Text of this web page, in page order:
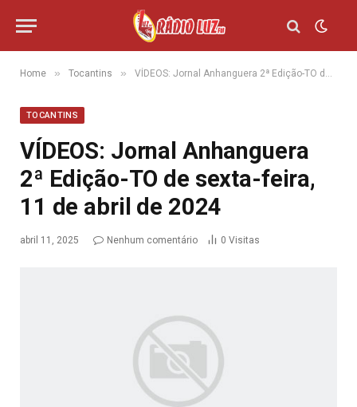
Home » Tocantins » VÍDEOS: Jornal Anhanguera 2ª Edição-TO de sexta-feira, 11 de abril de 2024
TOCANTINS
VÍDEOS: Jornal Anhanguera
2ª Edição-TO de sexta-feira,
11 de abril de 2024
abril 11, 2025 Nenhum comentário 0 Visitas